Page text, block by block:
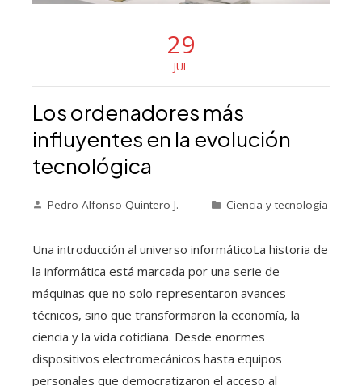
29
JUL
Los ordenadores más
influyentes en la evolución
tecnológica
Pedro Alfonso Quintero J. Ciencia y tecnología
Una introducción al universo informáticoLa historia de
la informática está marcada por una serie de
máquinas que no solo representaron avances
técnicos, sino que transformaron la economía, la
ciencia y la vida cotidiana. Desde enormes
dispositivos electromecánicos hasta equipos
personales que democratizaron el acceso al